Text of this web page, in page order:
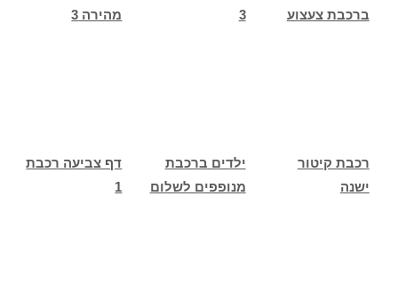
מהירה 3
3
ברכבת צעצוע
דף צביעה רכבת
1
ילדים ברכבת
מנופפים לשלום
רכבת קיטור
ישנה